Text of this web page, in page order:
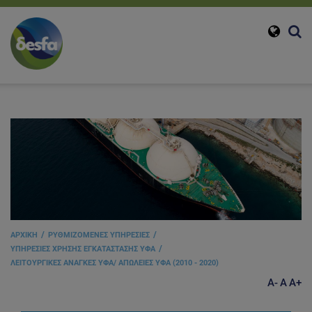
ΑΡΧΙΚΗ
ΡΥΘΜΙΖΟΜΕΝΕΣ ΥΠΗΡΕΣΙΕΣ
ΥΠΗΡΕΣΙΕΣ ΧΡΗΣΗΣ ΕΓΚΑΤΑΣΤΑΣΗΣ ΥΦΑ
ΛΕΙΤΟΥΡΓΙΚΕΣ ΑΝΑΓΚΕΣ ΥΦΑ/ ΑΠΩΛΕΙΕΣ ΥΦΑ (2010 - 2020)
A-AA+